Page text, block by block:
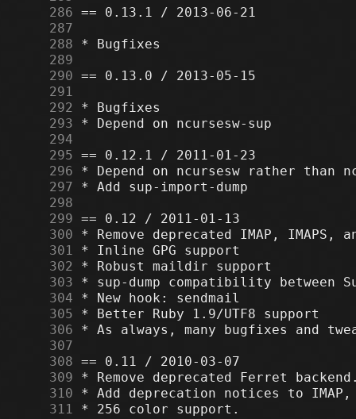
    286
    287
    288
    289
    290
    291
    292
    293
    294
    295
    296
    297
    298
    299
    300
    301
    302
    303
    304
    305
    306
    307
    308
    309
    310
    311